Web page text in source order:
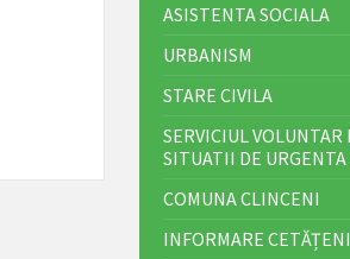
ASISTENTA SOCIALA
URBANISM
STARE CIVILA
SERVICIUL VOLUNTAR
SITUATII DE URGENTA
COMUNA CLINCENI
INFORMARE CETĂȚENI